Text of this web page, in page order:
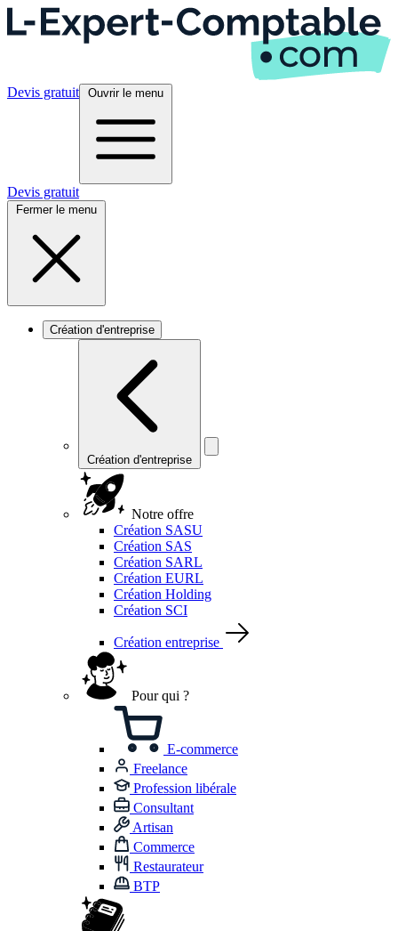
Devis gratuit Ouvrir le menu
Devis gratuit
Fermer le menu
Création d'entreprise
Création d'entreprise
Notre offre
Création SASU
Création SAS
Création SARL
Création EURL
Création Holding
Création SCI
Création entreprise
Pour qui ?
E-commerce
Freelance
Profession libérale
Consultant
Artisan
Commerce
Restaurateur
BTP